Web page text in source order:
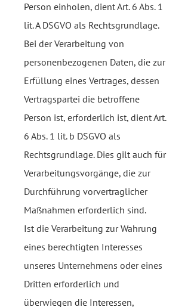
Person einholen, dient Art. 6 Abs. 1
lit. A DSGVO als Rechtsgrundlage.
Bei der Verarbeitung von
personenbezogenen Daten, die zur
Erfüllung eines Vertrages, dessen
Vertragspartei die betroffene
Person ist, erforderlich ist, dient Art.
6 Abs. 1 lit. b DSGVO als
Rechtsgrundlage. Dies gilt auch für
Verarbeitungsvorgänge, die zur
Durchführung vorvertraglicher
Maßnahmen erforderlich sind.
Ist die Verarbeitung zur Wahrung
eines berechtigten Interesses
unseres Unternehmens oder eines
Dritten erforderlich und
überwiegen die Interessen,